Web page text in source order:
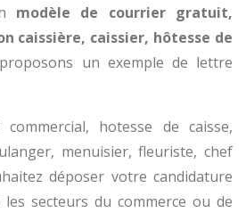
modèle de courrier gratuit,
caissière, caissier, hôtesse de
un exemple de lettre
hotesse de caisse,
menuisier, fleuriste, chef
déposer votre candidature
secteurs du commerce ou de